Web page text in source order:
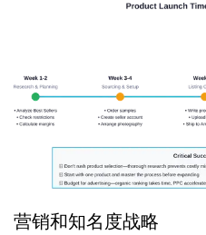
营销和知名度战略